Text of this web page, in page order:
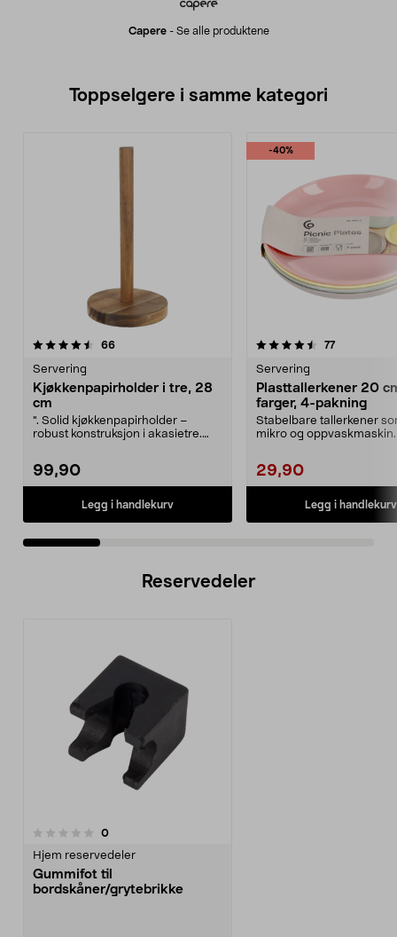
Capere- Se alle produktene
Toppselgere i samme kategori
66anmeldelser
Servering
Kjøkkenpapirholder i tre, 28
cm
". Solid kjøkkenpapirholder –
robust konstruksjon i akasietre.
99,90
Legg i handlekurv
-40%
4.5 av 5 stjerner 77anmeldelser
Servering
Plasttallerkener 20
farger, 4-pakning
Stabelbare tallerkener
mikro og
29,90
Legg i handlekurv
4.5 av 5 stjerner
Reservedeler
0anmeldelser
Hjem reservedeler
Gummifot til
bordskåner/grytebrikke